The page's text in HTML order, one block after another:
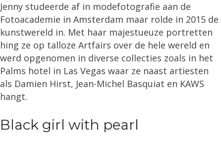
Jenny studeerde af in modefotografie aan de
Fotoacademie in Amsterdam maar rolde in 2015 de
kunstwereld in. Met haar majestueuze portretten
hing ze op talloze Artfairs over de hele wereld en
werd opgenomen in diverse collecties zoals in het
Palms hotel in Las Vegas waar ze naast artiesten
als Damien Hirst, Jean-Michel Basquiat en KAWS
hangt.
Black girl with pearl